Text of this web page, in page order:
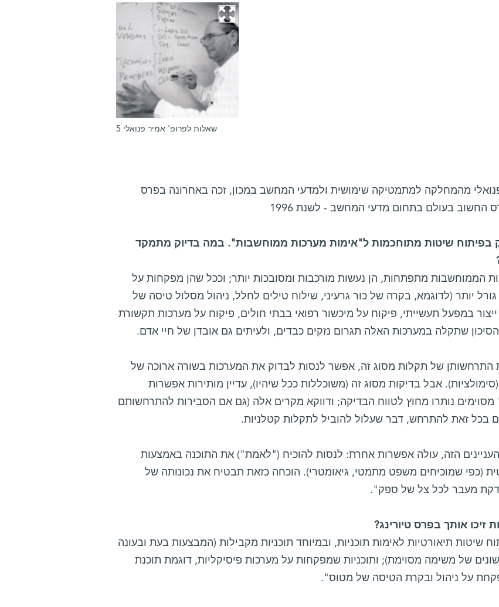
5 שאלות לפרופ' אמיר פנואלי
מהמחלקה למתמטיקה שימושית ולמדעי המחשב במכון, זכה באחרונה בפרס
החשוב בעולם בתחום מדעי המחשב - לשנת 1996
בפיתוח שיטות מתוחכמות ל"אימות מערכות ממוחשבות". במה בדיוק מתמקד
הממוחשבות מתפתחות, הן נעשות מורכבות ומסובכות יותר; וככל שהן מפקחות על
גורל יותר (לדוגמא, בקרה של כור גרעיני, שילוח טילים לחלל, ניהול מסלול טיסה של
במפעל תעשייתי, פיקוח על מיכשור רפואי בבתי חולים, פיקוח על מערכות תקשורת
הסיכון שתקלה במערכות האלה תגרום נזקים כבדים, ולעיתים גם אובדן של חיי אדם.
התרחשותן של תקלות מסוג זה, אפשר לנסות לבדוק את המערכות בשורה ארוכה של
אבל בדיקות מסוג זה (משוכללות ככל שיהיו), עדיין מותירות אפשרות
נותרו מחוץ לטווח הבדיקה; ודווקא מקרים אלה (גם אם הסבירות להתרחשותם
בכל זאת להתרחש, דבר שעלול להוביל לתקלות קטלניות.
הזה, עולה אפשרות אחרת: לנסות להוכיח ("לאמת") את התוכנה באמצעות
(כפי שמוכיחים משפט מתמטי, גיאומטרי). הוכחה כזאת תבטיח את נכונותה של
מעבר לכל צל של ספק".
שיטות תיאורטיות לאימות תוכניות, ובמיוחד תוכניות מקבילות (המבצעות בעת ובעונה
של משימה מסוימת); ותוכניות שמפקחות על מערכות פיסיקליות, דוגמת תוכנת
על ניהול ובקרת הטיסה של מטוס".